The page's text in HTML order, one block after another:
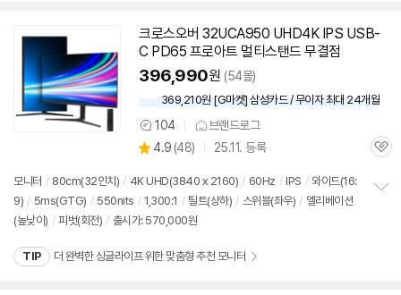
크로스오버 32UCA950 UHD4K IPS USB-
C PD65 프로아트 멀티스탠드 무결점
396,990원 (54몰)
369,210원 [G마켓] 삼성카드 / 무이자 최대 24개월
상
품
견
104 브랜드로그
별
점
4.9 (상
리
뷰
48) 25.11. 등록
관
모니터 / 80cm(32인치) / 4K UHD(3840 x 2160) / 60Hz / IPS / 와이드(16:
9) / 5ms(GTG) / 550nits / 1,300:1 / 틸트(상하) / 스위블(좌우) / 엘리베이션
(높낮이) / 피벗(회전) / 출시가: 570,000원
TIP 더 완벽한 싱글라이프 위한 맞춤형 추천 모니터